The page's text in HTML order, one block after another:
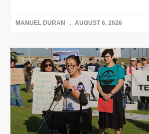
MANUEL DURAN AUGUST 6, 2026